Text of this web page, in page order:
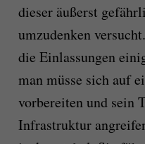
dieser äußerst
umzudenken
die Einlassungen
man müsse sich auf
vorbereiten und sein
Infrastruktur